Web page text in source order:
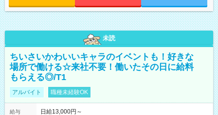
未読
ちいさいかわいいキャラのイベントも！好きな
場所で働ける☆来社不要！働いたその日に給料
もらえる◎/T1
アルバイト 職種未経験OK
給与
日給13,000円～